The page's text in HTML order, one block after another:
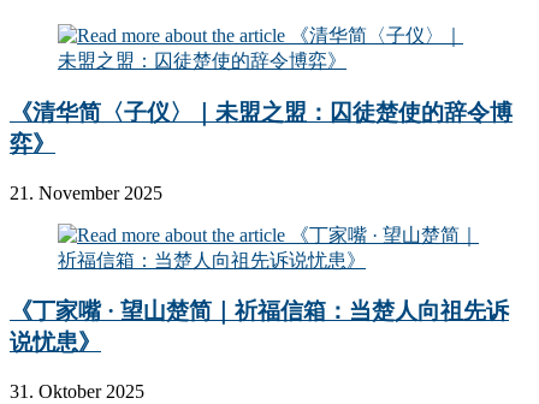
《清华简〈子仪〉｜未盟之盟：囚徒楚使的辞令博
弈》
21. November 2025
《丁家嘴 · 望山楚简｜祈福信箱：当楚人向祖先诉
说忧患》
31. Oktober 2025